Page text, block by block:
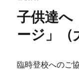
子供達へ
ージ」（
臨時登校へのご